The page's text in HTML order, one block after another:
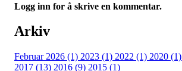
Logg inn for å skrive en kommentar.
Arkiv
Februar 2026 (1) 2023 (1) 2022 (1) 2020 (1)
2017 (13) 2016 (9) 2015 (1)